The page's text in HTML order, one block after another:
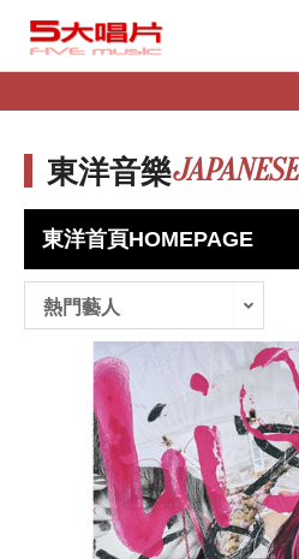
東洋音樂JAPANESE
東洋首頁HOMEPAGE
熱門藝人